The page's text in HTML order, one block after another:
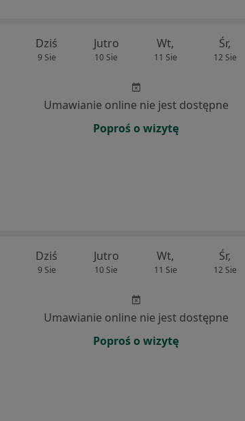
Dziś
9 Sie
Jutro
10 Sie
Wt,
11 Sie
Śr,
12 Sie
Umawianie online nie jest dostępne
Poproś o wizytę
Dziś
9 Sie
Jutro
10 Sie
Wt,
11 Sie
Śr,
12 Sie
Umawianie online nie jest dostępne
Poproś o wizytę